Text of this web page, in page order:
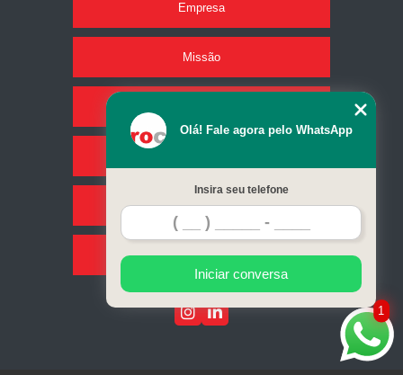
Empresa
Missão
Contato
Mapa do site
1
Olá! Fale agora pelo WhatsApp
Insira seu telefone
Iniciar conversa